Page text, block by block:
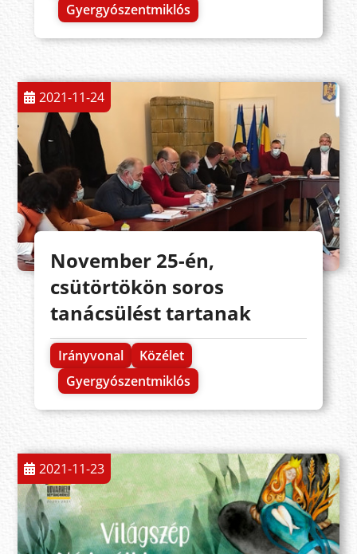
Gyergyószentmiklós
2021-11-24
November 25-én,
csütörtökön soros
tanácsülést tartanak
Irányvonal
Közélet
Gyergyószentmiklós
2021-11-23